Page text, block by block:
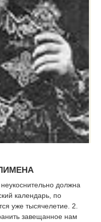
должна
календарь, по
уже тысячелетие. 2.
завещанное нам